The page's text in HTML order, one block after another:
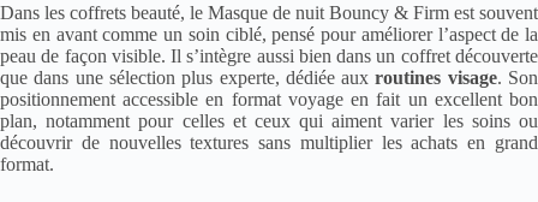
Dans les coffrets beauté, le Masque de nuit Bouncy & Firm est souvent
mis en avant comme un soin ciblé, pensé pour améliorer l’aspect de la
peau de façon visible. Il s’intègre aussi bien dans un coffret découverte
que dans une sélection plus experte, dédiée auxroutines visage. Son
positionnement accessible en format voyage en fait un excellent bon
plan, notamment pour celles et ceux qui aiment varier les soins ou
découvrir de nouvelles textures sans multiplier les achats en grand
format.